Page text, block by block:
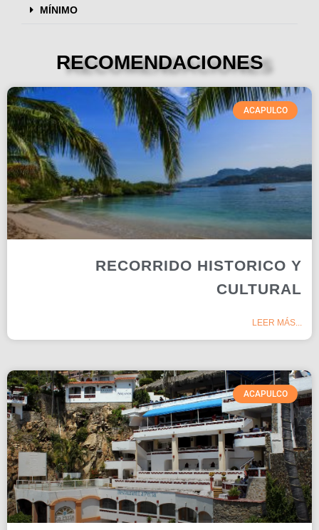
MÍNIMO
RECOMENDACIONES
ACAPULCO
RECORRIDO HISTORICO Y
CULTURAL
LEER MÁS...
ACAPULCO